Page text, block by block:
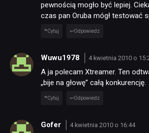
pewnością mogło być lepiej.
czas pan Oruba mógł testować
Cytuj Odpowiedz
Wuwu1978 4 kwietnia 2010 o
A ja polecam Xtreamer. Ten
„bije na głowę” całą konkurencję.
Cytuj Odpowiedz
Gofer 4 kwietnia 2010 o 16:44